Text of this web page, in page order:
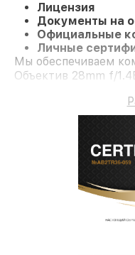
Лицензия
Документы на
Официальные
Личные
Мы обеспечиваем
Объектив 28mm f/